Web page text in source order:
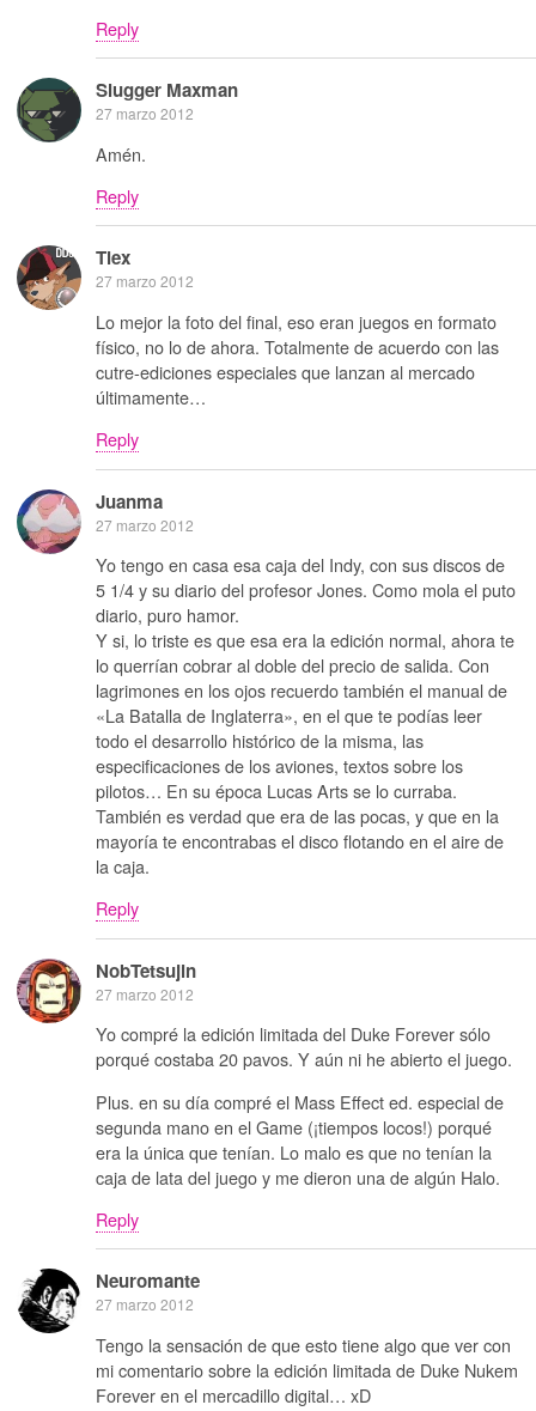
Reply
Slugger Maxman
27 marzo 2012
Amén.
Reply
Tiex
27 marzo 2012
Lo mejor la foto del final, eso eran juegos en formato
físico, no lo de ahora. Totalmente de acuerdo con las
cutre-ediciones especiales que lanzan al mercado
últimamente…
Reply
Juanma
27 marzo 2012
Yo tengo en casa esa caja del Indy, con sus discos de
5 1/4 y su diario del profesor Jones. Como mola el puto
diario, puro hamor.
Y si, lo triste es que esa era la edición normal, ahora te
lo querrían cobrar al doble del precio de salida. Con
lagrimones en los ojos recuerdo también el manual de
«La Batalla de Inglaterra», en el que te podías leer
todo el desarrollo histórico de la misma, las
especificaciones de los aviones, textos sobre los
pilotos… En su época Lucas Arts se lo curraba.
También es verdad que era de las pocas, y que en la
mayoría te encontrabas el disco flotando en el aire de
la caja.
Reply
NobTetsujin
27 marzo 2012
Yo compré la edición limitada del Duke Forever sólo
porqué costaba 20 pavos. Y aún ni he abierto el juego.
Plus. en su día compré el Mass Effect ed. especial de
segunda mano en el Game (¡tiempos locos!) porqué
era la única que tenían. Lo malo es que no tenían la
caja de lata del juego y me dieron una de algún Halo.
Reply
Neuromante
27 marzo 2012
Tengo la sensación de que esto tiene algo que ver con
mi comentario sobre la edición limitada de Duke Nukem
Forever en el mercadillo digital… xD